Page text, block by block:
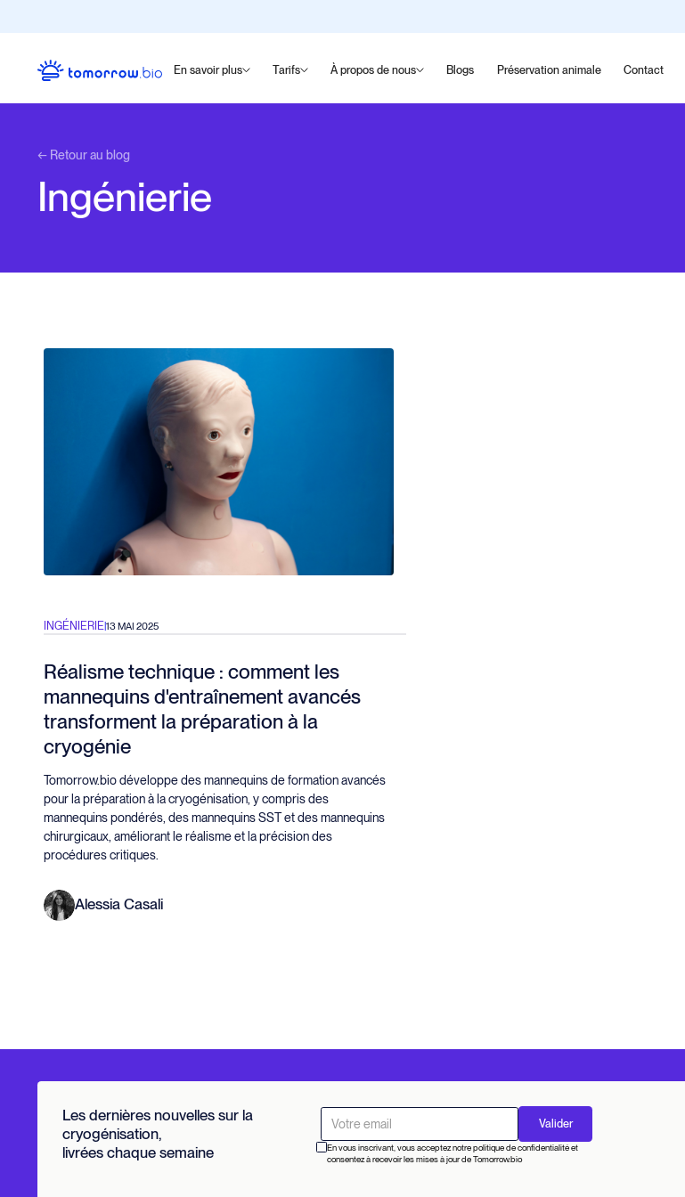
En savoir plus Tarifs À propos de nous Blogs Préservation animale Contact
← Retour au blog
Ingénierie
INGÉNIERIE|13 MAI 2025
Réalisme technique : comment les
mannequins d'entraînement avancés
transforment la préparation à la
cryogénie
Tomorrow.bio développe des mannequins de formation avancés
pour la préparation à la cryogénisation, y compris des
mannequins pondérés, des mannequins SST et des mannequins
chirurgicaux, améliorant le réalisme et la précision des
procédures critiques.
Alessia Casali
Les dernières nouvelles sur la
cryogénisation,
livrées chaque semaine
En vous inscrivant, vous acceptez notre politique de confidentialité et
consentez à recevoir les mises à jour de Tomorrow.bio